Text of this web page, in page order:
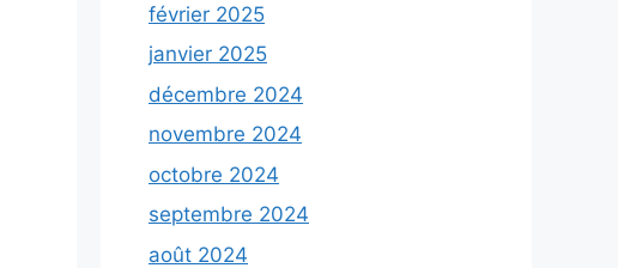
février 2025
janvier 2025
décembre 2024
novembre 2024
octobre 2024
septembre 2024
août 2024